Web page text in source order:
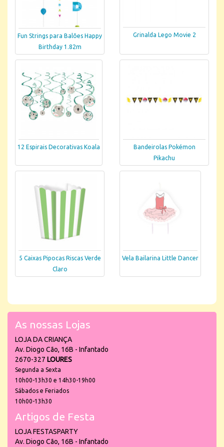
Fun Strings para Balões Happy
Birthday 1.82m
Grinalda Lego Movie 2
12 Espirais Decorativas Koala
Bandeirolas Pokémon
Pikachu
5 Caixas Pipocas Riscas Verde
Claro
Vela Bailarina Little Dancer
As nossas Lojas
LOJA DA CRIANÇA
Av. Diogo Cão, 16B - Infantado
2670-327 LOURES
Segunda a Sexta
10h00-13h30 e 14h30-19h00
Sábados e Feriados
10h00-13h30
Artigos de Festa
LOJA FESTASPARTY
Av. Diogo Cão, 16B - Infantado